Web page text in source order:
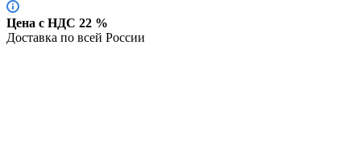
Цена с НДС 22 %
Доставка по всей России